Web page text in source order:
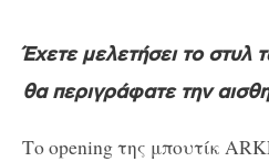
Έχετε μελετήσει το
θα περιγράφατε την
Το opening της μπουτίκ